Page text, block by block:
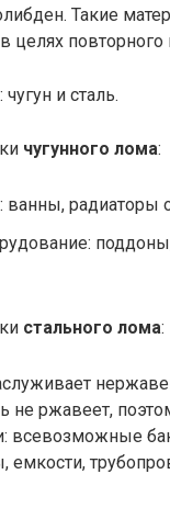
Такие
целях повторного
и сталь.
чугунного лома:
радиаторы
стального лома:
не ржавеет,
всевозможные
емкости,